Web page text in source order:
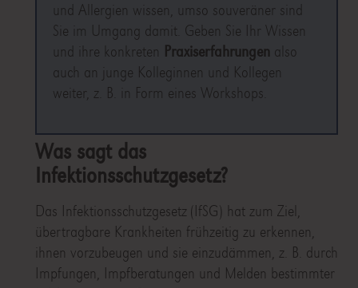
und Allergien wissen, umso souveräner sind
Sie im Umgang damit. Geben Sie Ihr Wissen
und ihre konkreten Praxiserfahrungen also
auch an junge Kolleginnen und Kollegen
weiter, z. B. in Form eines Workshops.
Was sagt das
Infektionsschutzgesetz?
Das Infektionsschutzgesetz (IfSG) hat zum Ziel,
übertragbare Krankheiten frühzeitig zu erkennen,
ihnen vorzubeugen und sie einzudämmen, z. B. durch
Impfungen, Impfberatungen und Melden bestimmter